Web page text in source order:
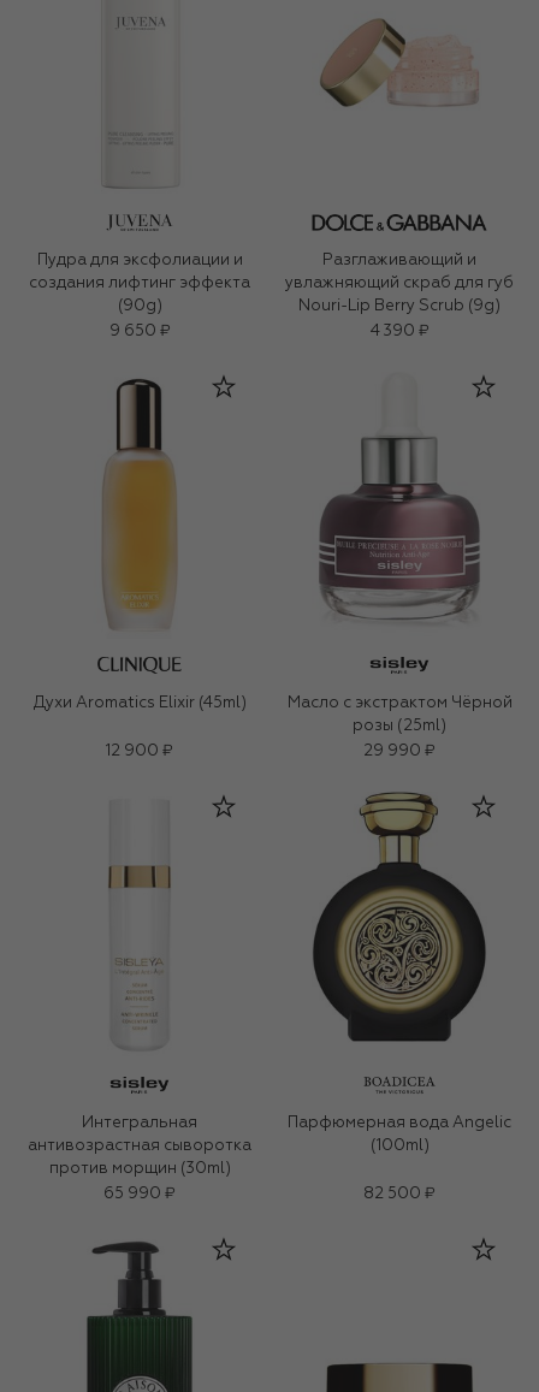
Пудра для эксфолиации и
создания лифтинг эффекта
(90g)
9 650 ₽
Разглаживающий и
увлажняющий скраб для губ
Nouri-Lip Berry Scrub (9g)
4 390 ₽
Духи Aromatics Elixir (45ml)
12 900 ₽
Масло с экстрактом Чёрной
розы (25ml)
29 990 ₽
Интегральная
антивозрастная сыворотка
против морщин (30ml)
65 990 ₽
Парфюмерная вода Angelic
(100ml)
82 500 ₽